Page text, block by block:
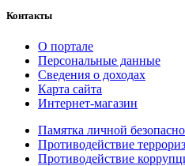
Контакты
О портале
Персональные данные
Сведения о доходах
Карта сайта
Интернет-магазин
Памятка личной
Противодействие
Противодействие